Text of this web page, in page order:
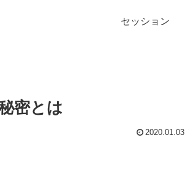
セッション
密とは
2020.01.03